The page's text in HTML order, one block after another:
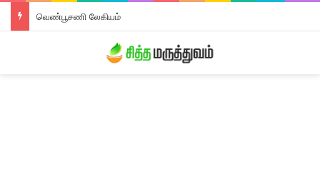
வெண்பூசணி லேகியம்